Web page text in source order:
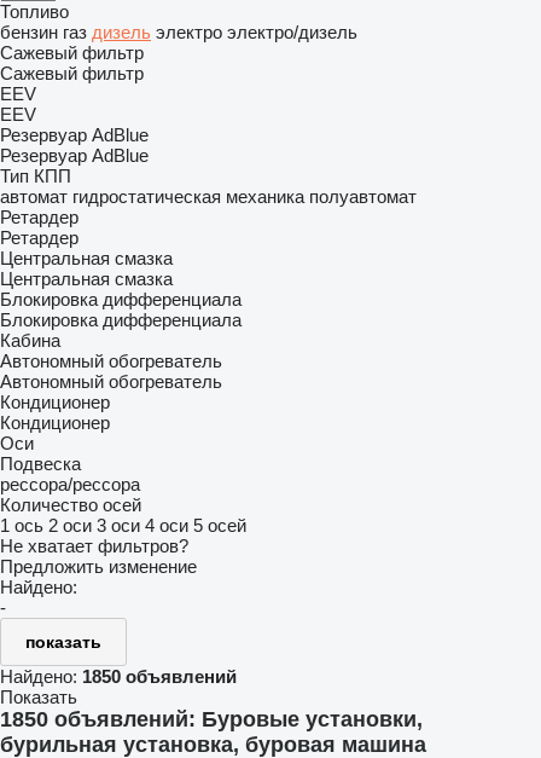
Топливо
бензин газ дизель электро электро/дизель
Сажевый фильтр
Сажевый фильтр
EEV
EEV
Резервуар AdBlue
Резервуар AdBlue
Тип КПП
автомат гидростатическая механика полуавтомат
Ретардер
Ретардер
Центральная смазка
Центральная смазка
Блокировка дифференциала
Блокировка дифференциала
Кабина
Автономный обогреватель
Автономный обогреватель
Кондиционер
Кондиционер
Оси
Подвеска
рессора/рессора
Количество осей
1 ось 2 оси 3 оси 4 оси 5 осей
Не хватает фильтров?
Предложить изменение
Найдено:
-
показать
Найдено: 1850 объявлений
Показать
1850 объявлений: Буровые установки,
бурильная установка, буровая машина